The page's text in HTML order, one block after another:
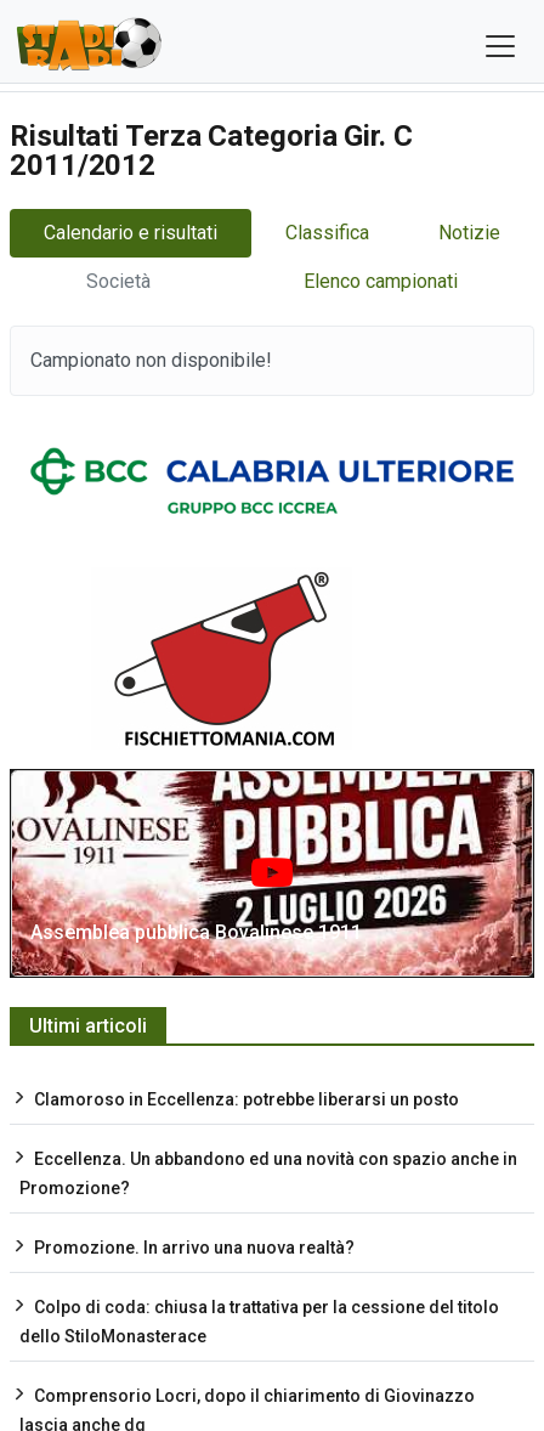
Risultati Terza Categoria Gir. C
2011/2012
Calendario e risultati Classifica Notizie
Società Elenco campionati
Campionato non disponibile!
Assemblea pubblica Bovalinese 1911
Ultimi articoli
Clamoroso in Eccellenza: potrebbe liberarsi un posto
Eccellenza. Un abbandono ed una novità con spazio anche in
Promozione?
Promozione. In arrivo una nuova realtà?
Colpo di coda: chiusa la trattativa per la cessione del titolo
dello StiloMonasterace
Comprensorio Locri, dopo il chiarimento di Giovinazzo
lascia anche dg